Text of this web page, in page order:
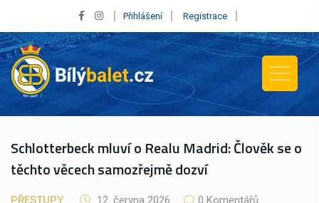
Přihlášení Registrace
Schlotterbeck mluví o Realu Madrid: Člověk se o
těchto věcech samozřejmě dozví
PŘESTUPY 12. června 2026
0 Komentářů